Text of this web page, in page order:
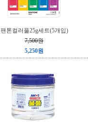
팬톤컬러풀25g세트(5개입)
7,500원
5,250원